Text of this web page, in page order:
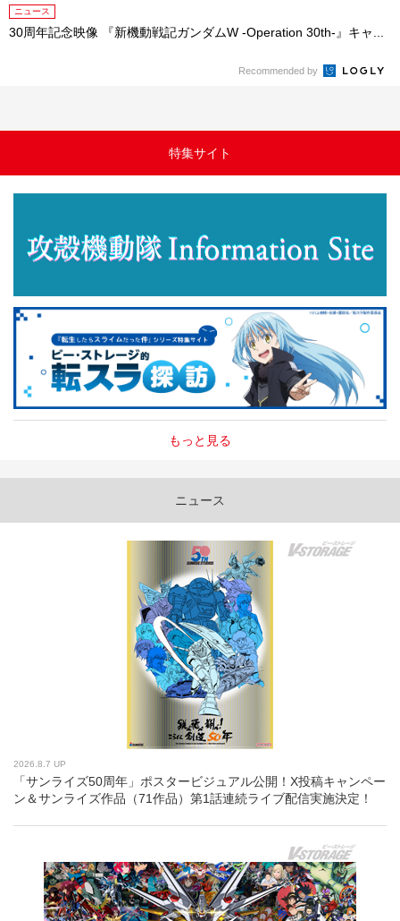
ニュース
30周年記念映像 『新機動戦記ガンダムW -Operation 30th-』キャ...
Recommended by
特集サイト
もっと見る
ニュース
2026.8.7 UP
「サンライズ50周年」ポスタービジュアル公開！X投稿キャンペー
ン＆サンライズ作品（71作品）第1話連続ライブ配信実施決定！